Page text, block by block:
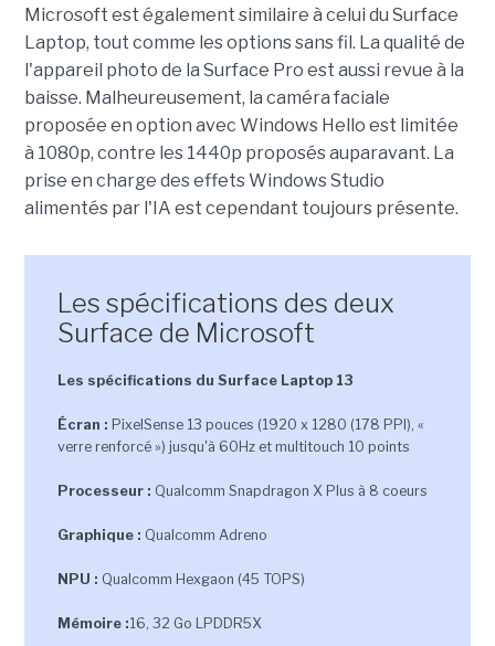
Microsoft est également similaire à celui du Surface
Laptop, tout comme les options sans fil. La qualité de
l'appareil photo de la Surface Pro est aussi revue à la
baisse. Malheureusement, la caméra faciale
proposée en option avec Windows Hello est limitée
à 1080p, contre les 1440p proposés auparavant. La
prise en charge des effets Windows Studio
alimentés par l'IA est cependant toujours présente.
Les spécifications des deux
Surface de Microsoft
Les spécifications du Surface Laptop 13
Écran : PixelSense 13 pouces (1920 x 1280 (178 PPI), «
verre renforcé ») jusqu'à 60Hz et multitouch 10 points
Processeur : Qualcomm Snapdragon X Plus à 8 coeurs
Graphique : Qualcomm Adreno
NPU : Qualcomm Hexgaon (45 TOPS)
Mémoire :16, 32 Go LPDDR5X